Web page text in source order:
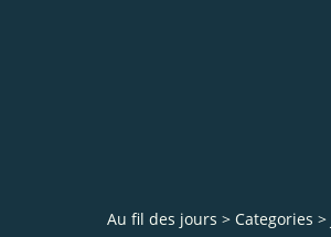
Au fil des jours > Categories >